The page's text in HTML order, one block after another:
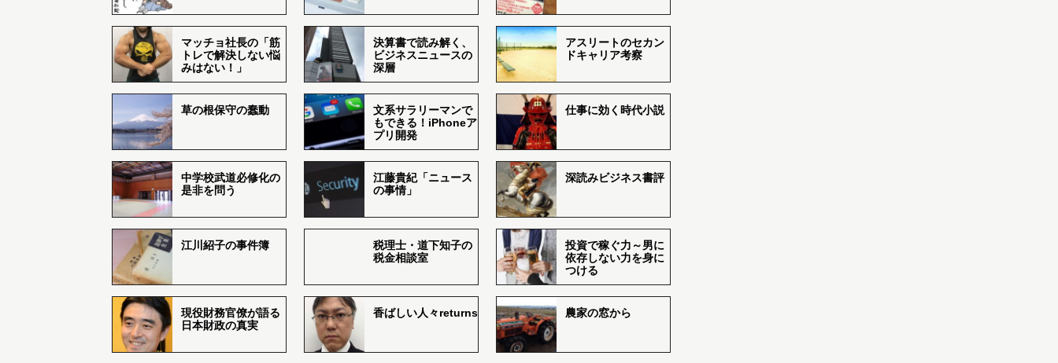
マッチョ社長の「筋
トレで解決しない悩
みはない！」
決算書で読み解く、
ビジネスニュースの
深層
アスリートのセカン
ドキャリア考察
草の根保守の蠢動
文系サラリーマンで
もできる！iPhoneア
プリ開発
仕事に効く時代小説
中学校武道必修化の
是非を問う
江藤貴紀「ニュース
の事情」
深読みビジネス書評
江川紹子の事件簿
税理士・道下知子の
税金相談室
投資で稼ぐ力～男に
依存しない力を身に
つける
現役財務官僚が語る
日本財政の真実
香ばしい人々returns 農家の窓から